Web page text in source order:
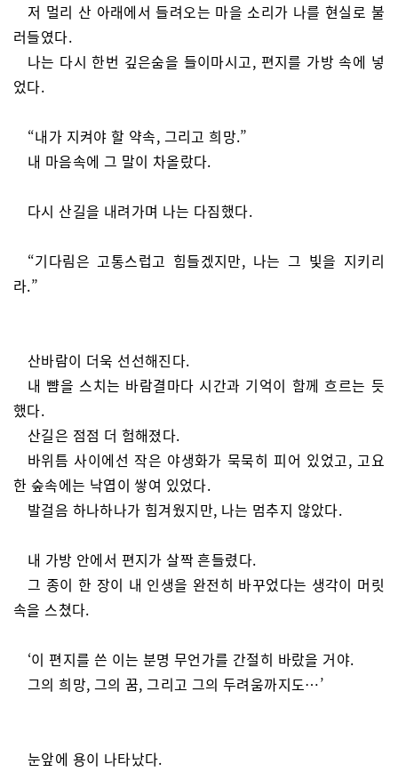
저 멀리 산 아래에서 들려오는 마을 소리가 나를 현실로 불
러들였다.
나는 다시 한번 깊은숨을 들이마시고, 편지를 가방 속에 넣
었다.
“내가 지켜야 할 약속, 그리고 희망.”
내 마음속에 그 말이 차올랐다.
다시 산길을 내려가며 나는 다짐했다.
“기다림은 고통스럽고 힘들겠지만, 나는 그 빛을 지키리
라.”
산바람이 더욱 선선해진다.
내 뺨을 스치는 바람결마다 시간과 기억이 함께 흐르는 듯
했다.
산길은 점점 더 험해졌다.
바위틈 사이에선 작은 야생화가 묵묵히 피어 있었고, 고요
한 숲속에는 낙엽이 쌓여 있었다.
발걸음 하나하나가 힘겨웠지만, 나는 멈추지 않았다.
내 가방 안에서 편지가 살짝 흔들렸다.
그 종이 한 장이 내 인생을 완전히 바꾸었다는 생각이 머릿
속을 스쳤다.
‘이 편지를 쓴 이는 분명 무언가를 간절히 바랐을 거야.
그의 희망, 그의 꿈, 그리고 그의 두려움까지도…’
눈앞에 용이 나타났다.